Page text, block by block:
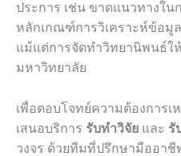
ประการ เช่น ขาดแนวทางใน
หลักเกณฑ์การวิเคราะห์ข้อมูล
แม้แต่การจัดทำวิทยานิพนธ์ใ
มหาวิทยาลัย
เพื่อตอบโจทย์ความต้องการเ
เสนอบริการ รับทำวิจัย และ รั
วงจร ด้วยทีมที่ปรึกษามืออา